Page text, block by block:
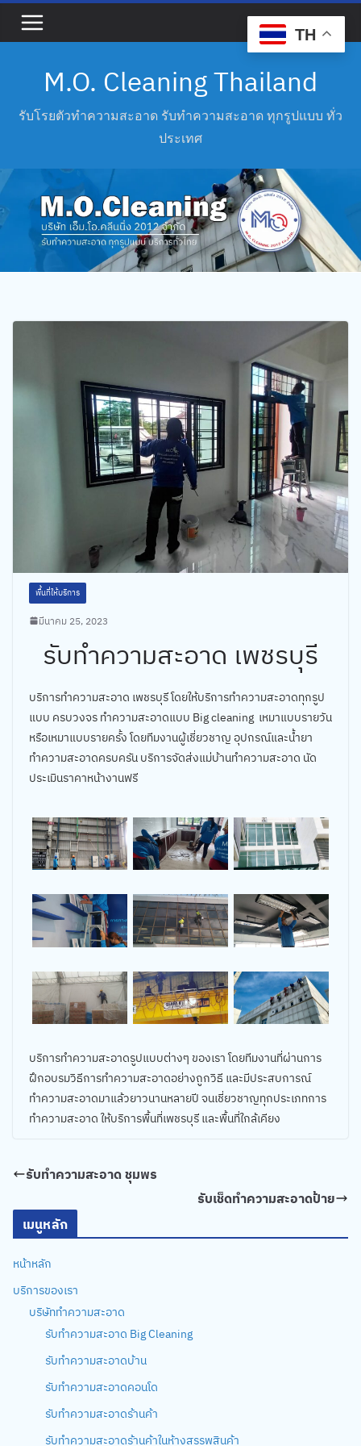
M.O. Cleaning Thailand
รับโรยตัวทำความสะอาด รับทำความสะอาด ทุกรูปแบบ ทั่ว
ประเทศ
พื้นที่ให้บริการ
มีนาคม 25, 2023
รับทำความสะอาด เพชรบุรี
บริการทำความสะอาด เพชรบุรี โดยให้บริการทำความสะอาดทุกรูป
แบบ ครบวงจร ทำความสะอาดแบบ Big cleaning เหมาแบบรายวัน
หรือเหมาแบบรายครั้ง โดยทีมงานผู้เชี่ยวชาญ อุปกรณ์และน้ำยา
ทำความสะอาดครบครัน บริการจัดส่งแม่บ้านทำความสะอาด นัด
ประเมินราคาหน้างานฟรี
บริการทำความสะอาดรูปแบบต่างๆ ของเรา โดยทีมงานที่ผ่านการ
ฝึกอบรมวิธีการทำความสะอาดอย่างถูกวิธี และมีประสบการณ์
ทำความสะอาดมาแล้วยาวนานหลายปี จนเชี่ยวชาญทุกประเภทการ
ทำความสะอาด ให้บริการพื้นที่เพชรบุรี และพื้นที่ใกล้เคียง
รับทำความสะอาด ชุมพร
รับเช็ดทำความสะอาดป้าย
เมนูหลัก
หน้าหลัก
บริการของเรา
บริษัททำความสะอาด
รับทำความสะอาด Big Cleaning
รับทำความสะอาดบ้าน
รับทำความสะอาดคอนโด
รับทำความสะอาดร้านค้า
รับทำความสะอาดร้านค้าในห้างสรรพสินค้า
TH